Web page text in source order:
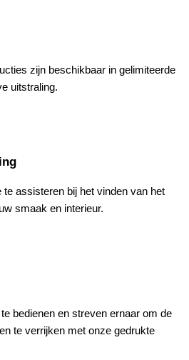
zijn beschikbaar in gelimiteerde
uitstraling.
assisteren bij het vinden van het
smaak en interieur.
bedienen en streven ernaar om de
te verrijken met onze gedrukte